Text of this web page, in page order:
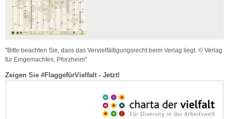
"Bitte beachten Sie, dass das Vervielfältigungsrecht beim Verlag liegt. © Verlag
für Eingemachtes, Pforzheim"
Zeigen Sie #FlaggefürVielfalt - Jetzt!